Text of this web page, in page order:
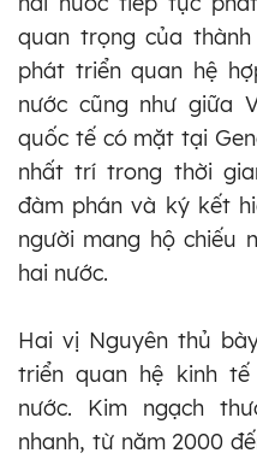
quan trọng của
phát triển quan hệ
nước cũng như giữa
quốc tế có mặt tại
nhất trí trong thời
đàm phán và ký kết
người mang hộ chiếu
hai nước.
Hai vị Nguyên thủ
triển quan hệ kinh
nước. Kim ngạch
nhanh, từ năm 2000